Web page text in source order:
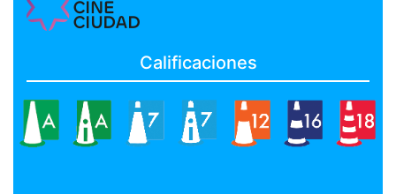
Calificaciones